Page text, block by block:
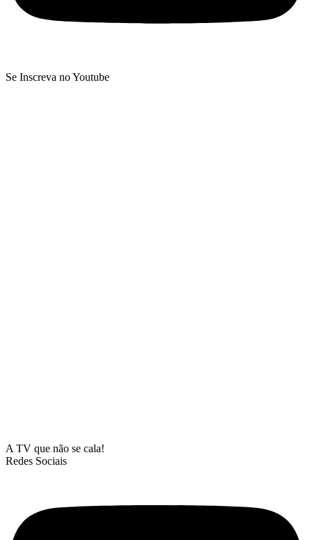
Se Inscreva no Youtube
A TV que não se cala!
Redes Sociais